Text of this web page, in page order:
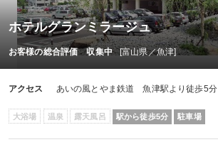
ホテルグランミラージュ
お客様の総合評価 収集中 [富山県／魚津]
アクセス あいの風とやま鉄道 魚津駅より徒歩5分
大浴場 温泉 露天風呂 駅から徒歩5分 駐車場